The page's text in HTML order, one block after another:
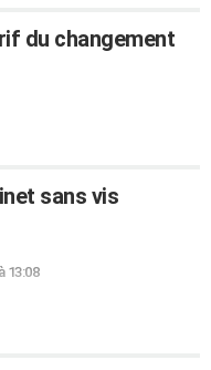
du changement
sans vis
13:08